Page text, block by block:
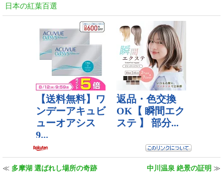
日本の紅葉百選
≪ 多摩湖 選ばれし場所の奇跡 中川温泉 絶景の証明 ≫